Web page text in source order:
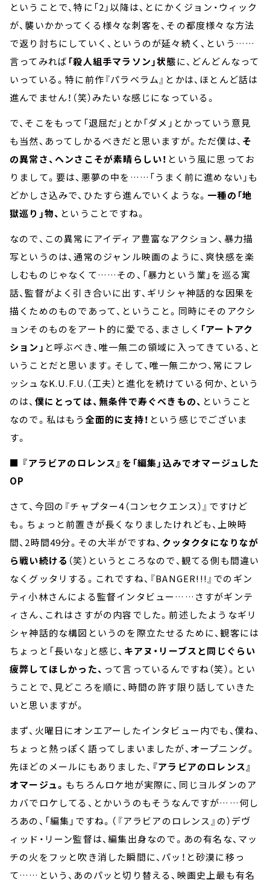
ということで、特に「2」以降は、とにかくジョン・ウィック
が、襲いかかってくる様々な刺客を、その都度様々な方法
で返り討ちにしていく、というのが延々続く、という……
言ってみれば 「殺人組手マラソン」状態に、どんどんなって
いっている。特に前作『パラベラム』とかは、ほとんど話は
進んでません！（笑）みたいな感じになっている。
で、そこをもって「退屈だ」とか「ダメ」とかっていう意見
も当然、あってしかるべきだと思いますが。ただ僕は、 そ
の異常さ、ヘンさこそが素晴らしい！ という風に思ってお
りまして。要は、悪夢の中を……「うまく前に進めない」も
どかしさ込みで、ひたすら進んでいくような。 一種の「地
獄巡り」物、 ということですね。
なので、この異常にアイディア豊富なアクション、暴力描
写というのは、通常のジャンル映画のように、爽快感を楽
しむものじゃなくて……その、「暴力という業」を巡る寓
話、監督がよく引き合いに出す、ギリシャ神話的な因果を
描くためのものであって、ということ。同時にそのアクシ
ョンそのものをアート的に愛でる、まさしく 「アートアク
ション」 と呼ぶべき、唯一無二の領域に入ってきている、と
いうことだと思います。そして、唯一無二かつ、常にフレ
ッシュなK.U.F.U.（工夫）と進化を続けている何か、という
のは、 僕にとっては、無条件で寿ぐべきもの、 ということ
なので。私はもう 全面的に支持！ という感じでございま
す。
■ 『アラビアのロレンス』を「編集」込みでオマージュした
OP
さて、今回の『チャプター4（コンセクエンス）』ですけど
も。ちょっと前置きが長くなりましたけれども、上映時
間、2時間49分。その大半がですね、 クッタクタになりなが
ら戦い続ける （笑）というところなので、観てる側も間違い
なくグッタリする。これですね、『BANGER!!!』でのギン
ティ小林さんによる監督インタビュー……さすがギンテ
ィさん、これはさすがの内容でした。前述したようなギリ
シャ神話的な構図というのを際立たせるために、観客には
ちょっと「長いな」と感じ、 キアヌ・リーブスと同じぐらい
疲弊してほしかった、 って言っているんですね（笑）。とい
うことで、見どころを順に、時間の許す限り話していきた
いと思いますが。
まず、火曜日にオンエアーしたインタビュー内でも、僕ね、
ちょっと熱っぽく語ってしまいましたが、オープニング。
先ほどのメールにもありました、 『アラビアのロレンス』
オマージュ。 もちろんロケ地が実際に、同じヨルダンのア
カバでロケしてる、とかいうのもそうなんですが……何し
ろあの、「編集」ですね。（『アラビアのロレンス』の）デヴ
ィッド・リーン監督は、編集出身なので。あの有名な、マッ
チの火をフッと吹き消した瞬間に、パッ！と砂漠に移っ
て……という、あのパッと切り替える、映画史上最も有名